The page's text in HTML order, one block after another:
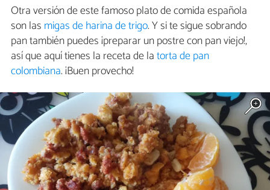
Otra versión de este famoso plato de comida española
son las migas de harina de trigo. Y si te sigue sobrando
pan también puedes ¡preparar un postre con pan viejo!,
así que aquí tienes la receta de latorta de pan
colombiana. ¡Buen provecho!